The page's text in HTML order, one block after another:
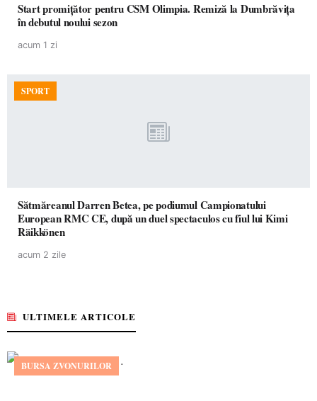
Start promițător pentru CSM Olimpia. Remiză la Dumbrăvița
în debutul noului sezon
acum 1 zi
SPORT
Sătmăreanul Darren Betea, pe podiumul Campionatului
European RMC CE, după un duel spectaculos cu fiul lui Kimi
Räikkönen
acum 2 zile
ULTIMELE ARTICOLE
BURSA ZVONURILOR